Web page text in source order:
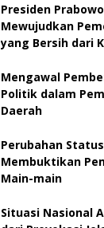
Presiden
Mewujudkan
yang Bersih dari
Mengawal
Politik dalam
Daerah
Perubahan
Membuktikan
Main-main
Situasi Nasional